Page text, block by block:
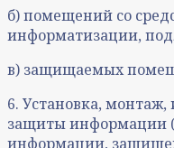
б) помещений со
информатизации,
в) защищаемых
6. Установка,
защиты информации
информации,